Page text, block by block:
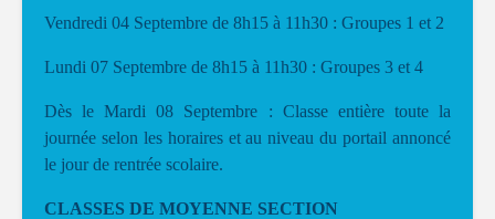
Vendredi 04 Septembre de 8h15 à 11h30 : Groupes 1 et 2
Lundi 07 Septembre de 8h15 à 11h30 : Groupes 3 et 4
Dès le Mardi 08 Septembre : Classe entière toute la
journée selon les horaires et au niveau du portail annoncé
le jour de rentrée scolaire.
CLASSES DE MOYENNE SECTION